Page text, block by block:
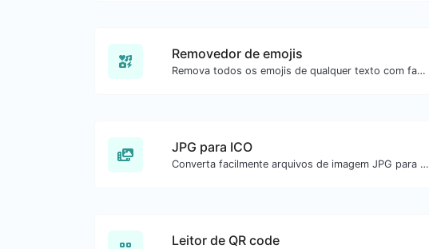
Removedor de emojis
Remova todos os emojis de qualquer texto com facilidade.
JPG para ICO
Converta facilmente arquivos de imagem JPG para ICO.
Leitor de QR code